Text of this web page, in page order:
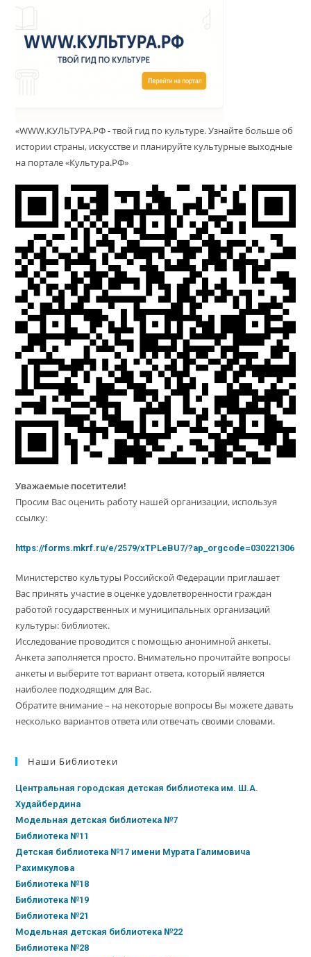
«WWW.КУЛЬТУРА.РФ - твой гид по культуре. Узнайте больше об
истории страны, искусстве и планируйте культурные выходные
на портале «Культура.РФ»
Уважаемые посетители!
Просим Вас оценить работу нашей организации, используя
ссылку:
https://forms.mkrf.ru/e/2579/xTPLeBU7/?ap_orgcode=030221306
Министерство культуры Российской Федерации приглашает
Вас принять участие в оценке удовлетворенности граждан
работой государственных и муниципальных организаций
культуры: библиотек.
Исследование проводится с помощью анонимной анкеты.
Анкета заполняется просто. Внимательно прочитайте вопросы
анкеты и выберите тот вариант ответа, который является
наиболее подходящим для Вас.
Обратите внимание – на некоторые вопросы Вы можете давать
несколько вариантов ответа или отвечать своими словами.
Наши Библиотеки
Центральная городская детская библиотека им. Ш.А.
Худайбердина
Модельная детская библиотека №7
Библиотека №11
Детская библиотека №17 имени Мурата Галимовича
Рахимкулова
Библиотека №18
Библиотека №19
Библиотека №21
Модельная детская библиотека №22
Библиотека №28